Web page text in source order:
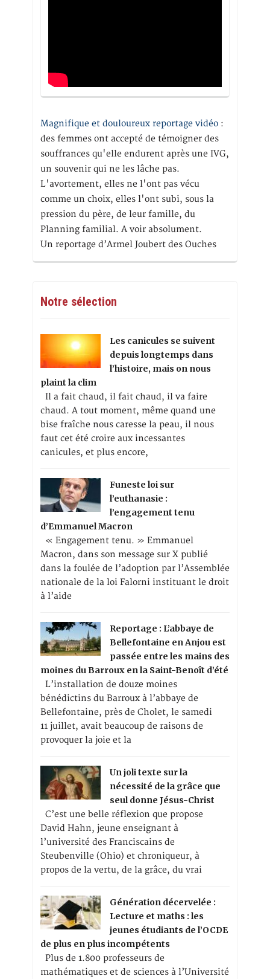
Magnifique et douloureux reportage vidéo :
des femmes ont accepté de témoigner des
souffrances qu'elle endurent après une IVG,
un souvenir qui ne les lâche pas.
L'avortement, elles ne l'ont pas vécu
comme un choix, elles l'ont subi, sous la
pression du père, de leur famille, du
Planning familial. A voir absolument.
Un reportage d’Armel Joubert des Ouches
Notre sélection
Les canicules se suivent
depuis longtemps dans
l’histoire, mais on nous
plaint la clim
Il a fait chaud, il fait chaud, il va faire
chaud. A tout moment, même quand une
bise fraîche nous caresse la peau, il nous
faut cet été croire aux incessantes
canicules, et plus encore,
Funeste loi sur
l’euthanasie :
l’engagement tenu
d’Emmanuel Macron
« Engagement tenu. » Emmanuel
Macron, dans son message sur X publié
dans la foulée de l’adoption par l’Assemblée
nationale de la loi Falorni instituant le droit
à l’aide
Reportage : L’abbaye de
Bellefontaine en Anjou est
passée entre les mains des
moines du Barroux en la Saint-Benoît d’été
L’installation de douze moines
bénédictins du Barroux à l’abbaye de
Bellefontaine, près de Cholet, le samedi
11 juillet, avait beaucoup de raisons de
provoquer la joie et la
Un joli texte sur la
nécessité de la grâce que
seul donne Jésus-Christ
C’est une belle réflexion que propose
David Hahn, jeune enseignant à
l’université des Franciscains de
Steubenville (Ohio) et chroniqueur, à
propos de la vertu, de la grâce, du vrai
Génération décervelée :
Lecture et maths : les
jeunes étudiants de l’OCDE
de plus en plus incompétents
Plus de 1.800 professeurs de
mathématiques et de sciences à l’Université